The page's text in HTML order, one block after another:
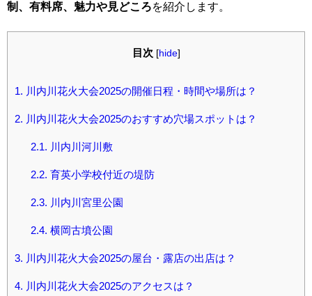
制、有料席、魅力や見どころを紹介します。
目次 [hide]
1. 川内川花火大会2025の開催日程・時間や場所は？
2. 川内川花火大会2025のおすすめ穴場スポットは？
2.1. 川内川河川敷
2.2. 育英小学校付近の堤防
2.3. 川内川宮里公園
2.4. 横岡古墳公園
3. 川内川花火大会2025の屋台・露店の出店は？
4. 川内川花火大会2025のアクセスは？